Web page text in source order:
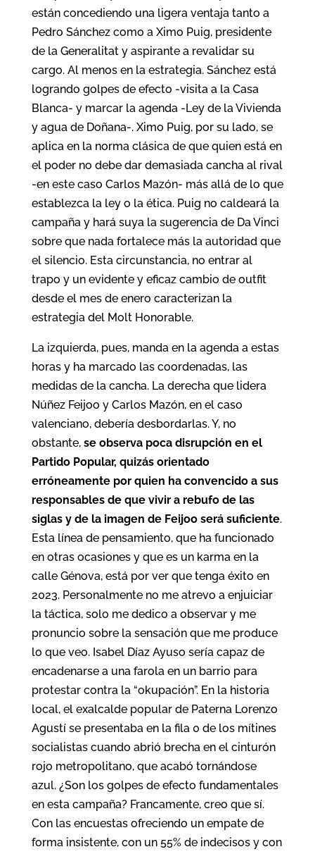
están concediendo una ligera ventaja tanto a
Pedro Sánchez como a Ximo Puig, presidente
de la Generalitat y aspirante a revalidar su
cargo. Al menos en la estrategia. Sánchez está
logrando golpes de efecto -visita a la Casa
Blanca- y marcar la agenda -Ley de la Vivienda
y agua de Doñana-. Ximo Puig, por su lado, se
aplica en la norma clásica de que quien está en
el poder no debe dar demasiada cancha al rival
-en este caso Carlos Mazón- más allá de lo que
establezca la ley o la ética. Puig no caldeará la
campaña y hará suya la sugerencia de Da Vinci
sobre que nada fortalece más la autoridad que
el silencio. Esta circunstancia, no entrar al
trapo y un evidente y eficaz cambio de outfit
desde el mes de enero caracterizan la
estrategia del Molt Honorable.
La izquierda, pues, manda en la agenda a estas
horas y ha marcado las coordenadas, las
medidas de la cancha. La derecha que lidera
Núñez Feijoo y Carlos Mazón, en el caso
valenciano, debería desbordarlas. Y, no
obstante, se observa poca disrupción en el
Partido Popular, quizás orientado
erróneamente por quien ha convencido a sus
responsables de que vivir a rebufo de las
siglas y de la imagen de Feijoo será suficiente.
Esta línea de pensamiento, que ha funcionado
en otras ocasiones y que es un karma en la
calle Génova, está por ver que tenga éxito en
2023. Personalmente no me atrevo a enjuiciar
la táctica, solo me dedico a observar y me
pronuncio sobre la sensación que me produce
lo que veo. Isabel Díaz Ayuso sería capaz de
encadenarse a una farola en un barrio para
protestar contra la “okupación”. En la historia
local, el exalcalde popular de Paterna Lorenzo
Agustí se presentaba en la fila 0 de los mítines
socialistas cuando abrió brecha en el cinturón
rojo metropolitano, que acabó tornándose
azul. ¿Son los golpes de efecto fundamentales
en esta campaña? Francamente, creo que sí.
Con las encuestas ofreciendo un empate de
forma insistente, con un 55% de indecisos y con